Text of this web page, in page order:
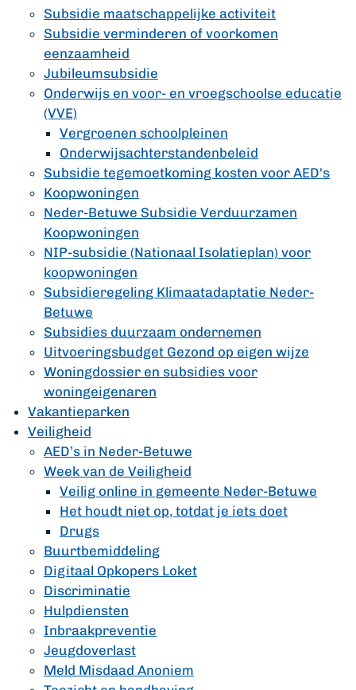
Subsidie maatschappelijke activiteit
Subsidie verminderen of voorkomen
eenzaamheid
Jubileumsubsidie
Onderwijs en voor- en vroegschoolse educatie
(VVE)
Vergroenen schoolpleinen
Onderwijsachterstandenbeleid
Subsidie tegemoetkoming kosten voor AED's
Koopwoningen
Neder-Betuwe Subsidie Verduurzamen
Koopwoningen
NIP-subsidie (Nationaal Isolatieplan) voor
koopwoningen
Subsidieregeling Klimaatadaptatie Neder-
Betuwe
Subsidies duurzaam ondernemen
Uitvoeringsbudget Gezond op eigen wijze
Woningdossier en subsidies voor
woningeigenaren
Vakantieparken
Veiligheid
AED’s in Neder-Betuwe
Week van de Veiligheid
Veilig online in gemeente Neder-Betuwe
Het houdt niet op, totdat je iets doet
Drugs
Buurtbemiddeling
Digitaal Opkopers Loket
Discriminatie
Hulpdiensten
Inbraakpreventie
Jeugdoverlast
Meld Misdaad Anoniem